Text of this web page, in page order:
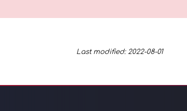
Last modified: 2022-08-01